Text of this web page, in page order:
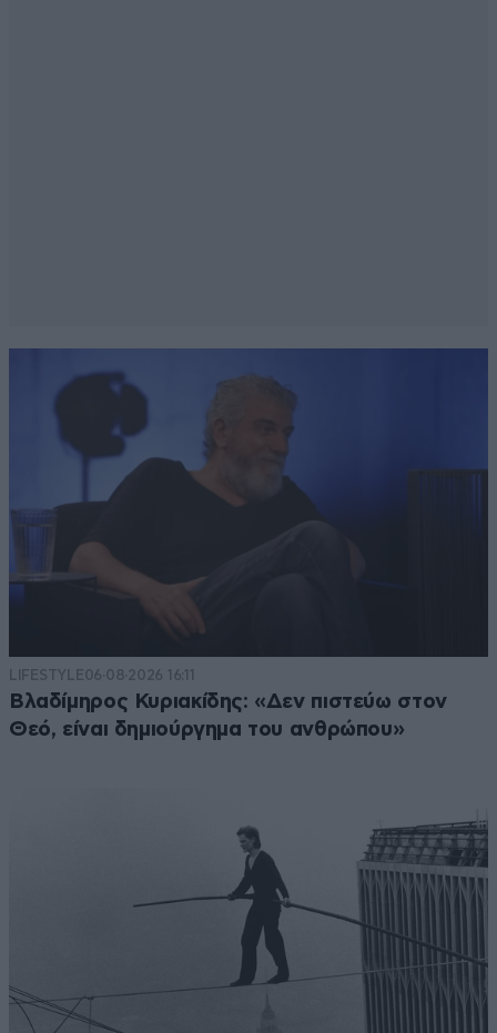
LIFESTYLE06·08·2026 16:11
Βλαδίμηρος Κυριακίδης: «Δεν πιστεύω στον
Θεό, είναι δημιούργημα του ανθρώπου»